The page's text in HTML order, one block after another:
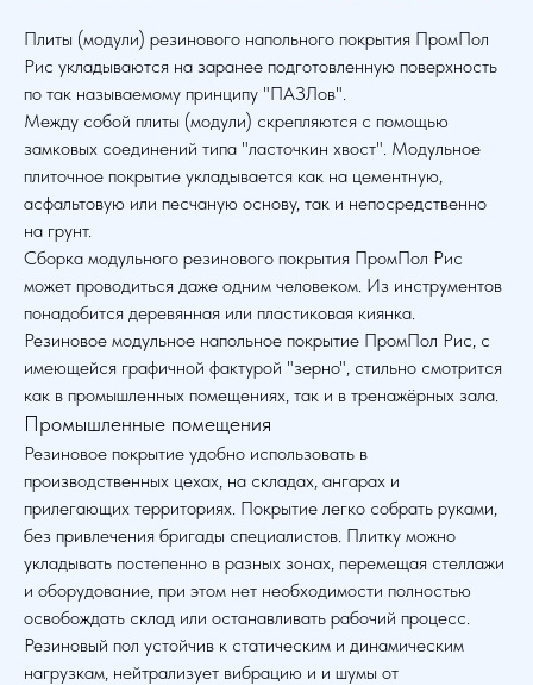
Плиты (модули) резинового напольного покрытия ПромПол
Рис укладываются на заранее подготовленную поверхность
по так называемому принципу "ПАЗЛов".
Между собой плиты (модули) скрепляются с помощью
замковых соединений типа "ласточкин хвост". Модульное
плиточное покрытие укладывается как на цементную,
асфальтовую или песчаную основу, так и непосредственно
на грунт.
Сборка модульного резинового покрытия ПромПол Рис
может проводиться даже одним человеком. Из инструментов
понадобится деревянная или пластиковая киянка.
Резиновое модульное напольное покрытие ПромПол Рис, с
имеющейся графичной фактурой "зерно", стильно смотрится
как в промышленных помещениях, так и в тренажёрных зала.
Промышленные помещения
Резиновое покрытие удобно использовать в
производственных цехах, на складах, ангарах и
прилегающих территориях. Покрытие легко собрать руками,
без привлечения бригады специалистов. Плитку можно
укладывать постепенно в разных зонах, перемещая стеллажи
и оборудование, при этом нет необходимости полностью
освобождать склад или останавливать рабочий процесс.
Резиновый пол устойчив к статическим и динамическим
нагрузкам, нейтрализует вибрацию и и шумы от